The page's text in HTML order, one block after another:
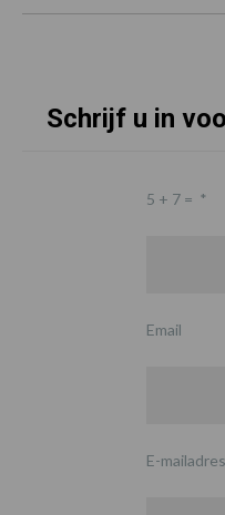
Schrijf u in
5 + 7 = *
Email
E-mailadres